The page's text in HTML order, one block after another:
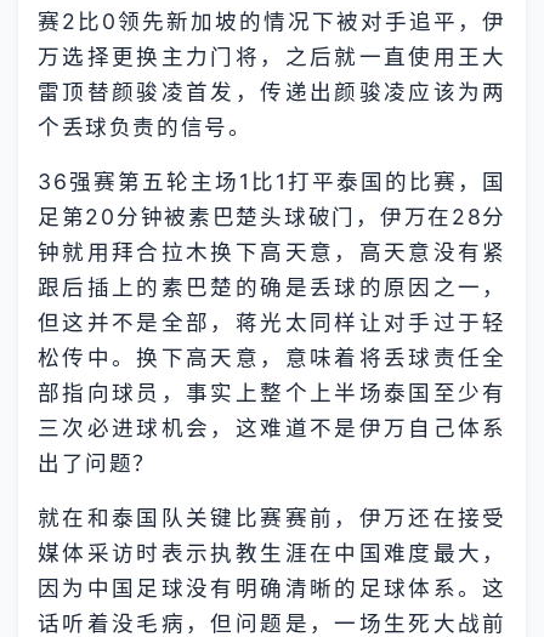
赛2比0领先新加坡的情况下被对手追平，伊
万选择更换主力门将，之后就一直使用王大
雷顶替颜骏凌首发，传递出颜骏凌应该为两
个丢球负责的信号。
36强赛第五轮主场1比1打平泰国的比赛，国
足第20分钟被素巴楚头球破门，伊万在28分
钟就用拜合拉木换下高天意，高天意没有紧
跟后插上的素巴楚的确是丢球的原因之一，
但这并不是全部，蒋光太同样让对手过于轻
松传中。换下高天意，意味着将丢球责任全
部指向球员，事实上整个上半场泰国至少有
三次必进球机会，这难道不是伊万自己体系
出了问题？
就在和泰国队关键比赛赛前，伊万还在接受
媒体采访时表示执教生涯在中国难度最大，
因为中国足球没有明确清晰的足球体系。这
话听着没毛病，但问题是，一场生死大战前